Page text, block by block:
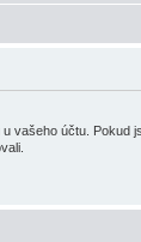
vašeho účtu. Pokud